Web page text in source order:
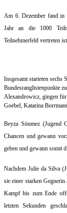
Am 6. Dezember fand in
Jahr an die 1000
Teilnehmerfeld vertreten ist.
Insgesamt starteten
Bundesranglistenpunkte
Alexandrowicz, gingen
Goebel, Katarina
Beyza Sönmez
Chancen und gewann
geben und gewann somit
Nachdem Julie da Silva
sie einer starken
Kampf bis zum Ende
letzten Sekunden